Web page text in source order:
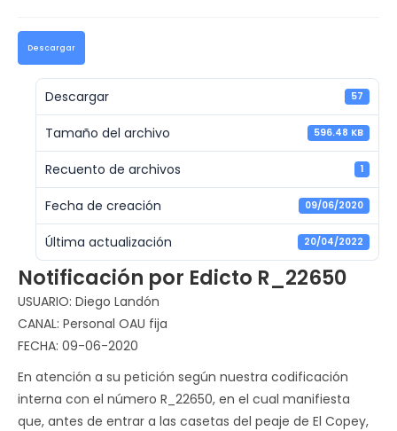
Descargar
Descargar 57
Tamaño del archivo 596.48 KB
Recuento de archivos 1
Fecha de creación 09/06/2020
Última actualización 20/04/2022
Notificación por Edicto R_22650
USUARIO: Diego Landón
CANAL: Personal OAU fija
FECHA: 09-06-2020
En atención a su petición según nuestra codificación
interna con el número R_22650, en el cual manifiesta
que, antes de entrar a las casetas del peaje de El Copey,